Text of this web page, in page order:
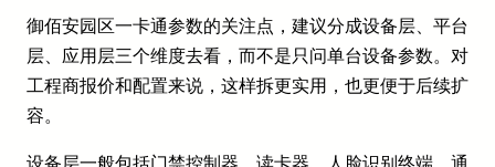
御佰安园区一卡通参数的关注点，建议分成设备层、平台
层、应用层三个维度去看，而不是只问单台设备参数。对
工程商报价和配置来说，这样拆更实用，也更便于后续扩
容。
设备层一般包括门禁控制器、读卡器、人脸识别终端、通